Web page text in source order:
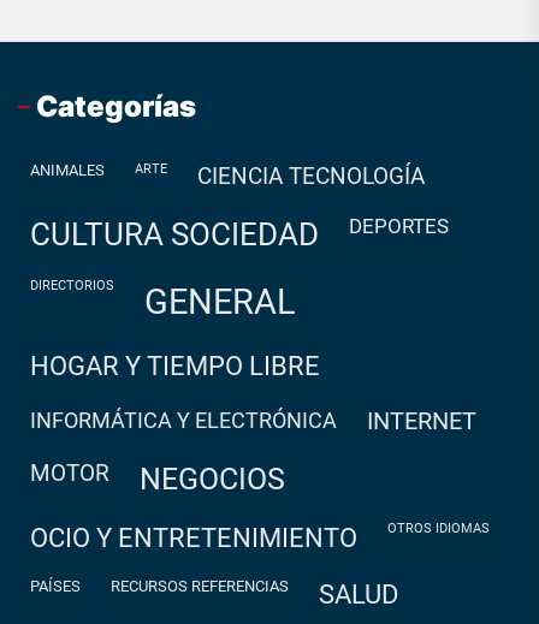
Categorías
ANIMALES ARTE CIENCIA TECNOLOGÍA
CULTURA SOCIEDAD DEPORTES
DIRECTORIOS GENERAL
HOGAR Y TIEMPO LIBRE
INFORMÁTICA Y ELECTRÓNICA INTERNET
MOTOR NEGOCIOS
OCIO Y ENTRETENIMIENTO OTROS IDIOMAS
PAÍSES RECURSOS REFERENCIAS SALUD